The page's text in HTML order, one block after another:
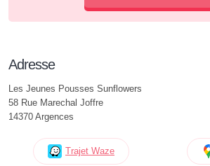
Adresse
Les Jeunes Pousses Sunflowers
58 Rue Marechal Joffre
14370 Argences
Trajet Waze